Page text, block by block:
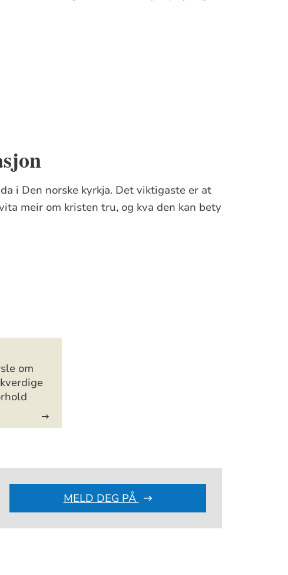
i Den norske kyrkja. Det viktigaste er at
meir om kristen tru, og kva den kan bety
om
MELD DEG PÅ